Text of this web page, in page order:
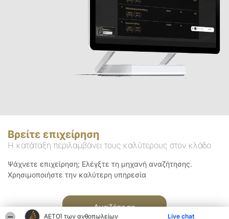
ΑΕΤΟΊ των ανθοπωλείων Live chat
Βρείτε επιχείρηση
Η κατάταξη περιλαμβάνει τους καλύτερους στον κλάδο
Ψάχνετε επιχείρηση; Ελέγξτε τη μηχανή αναζήτησης.
Χρησιμοποιήστε την καλύτερη υπηρεσία
Αναζήτηση